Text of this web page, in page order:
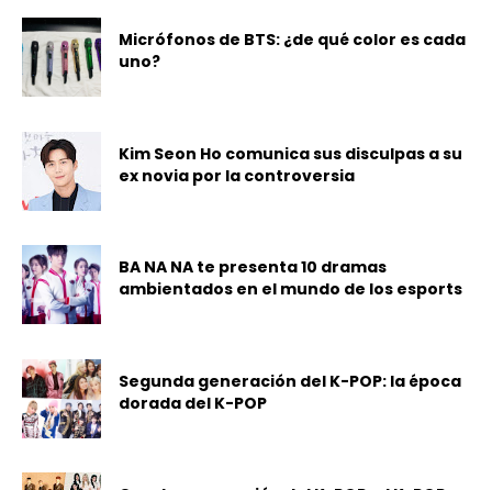
Micrófonos de BTS: ¿de qué color es cada
uno?
Kim Seon Ho comunica sus disculpas a su
ex novia por la controversia
BA NA NA te presenta 10 dramas
ambientados en el mundo de los esports
Segunda generación del K-POP: la época
dorada del K-POP